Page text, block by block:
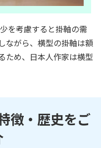
を考慮すると掛軸の需
ながら、横型の掛軸は額
ため、日本人作家は横型
徴・歴史をご